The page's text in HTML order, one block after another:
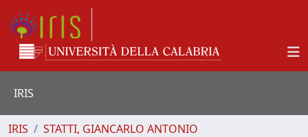
IRIS
IRIS
STATTI, GIANCARLO ANTONIO